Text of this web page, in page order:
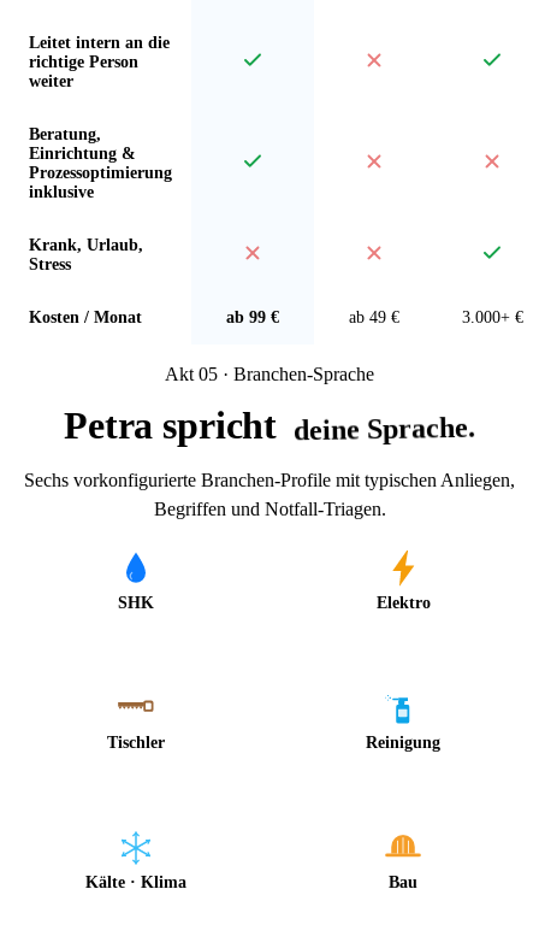
Leitet intern an die
richtige Person
weiter
Beratung,
Einrichtung &
Prozessoptimierung
inklusive
Krank, Urlaub,
Stress
Kosten / Monat ab 99 € ab 49 € 3.000+ €
Akt 05 · Branchen-Sprache
Petra spricht deine Sprache.
Sechs vorkonfigurierte Branchen-Profile mit typischen Anliegen,
Begriffen und Notfall-Triagen.
SHK Elektro
Tischler Reinigung
Kälte · Klima Bau